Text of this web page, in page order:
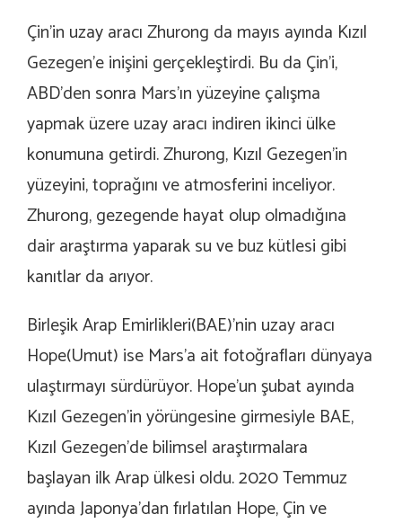
Çin’in uzay aracı Zhurong da mayıs ayında Kızıl
Gezegen’e inişini gerçekleştirdi. Bu da Çin’i,
ABD’den sonra Mars’ın yüzeyine çalışma
yapmak üzere uzay aracı indiren ikinci ülke
konumuna getirdi. Zhurong, Kızıl Gezegen’in
yüzeyini, toprağını ve atmosferini inceliyor.
Zhurong, gezegende hayat olup olmadığına
dair araştırma yaparak su ve buz kütlesi gibi
kanıtlar da arıyor.
Birleşik Arap Emirlikleri(BAE)’nin uzay aracı
Hope(Umut) ise Mars’a ait fotoğrafları dünyaya
ulaştırmayı sürdürüyor. Hope’un şubat ayında
Kızıl Gezegen’in yörüngesine girmesiyle BAE,
Kızıl Gezegen’de bilimsel araştırmalara
başlayan ilk Arap ülkesi oldu. 2020 Temmuz
ayında Japonya’dan fırlatılan Hope, Çin ve